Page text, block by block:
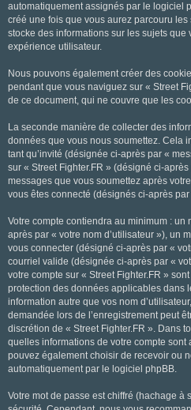
automatiquement assignés par le logiciel
créé une fois que vous aurez parcouru les
stocke des informations sur les sujets
expérience utilisateur.
Nous pouvons également créer des
pendant que vous naviguez sur « Street
de ce document, qui ne couvre que les
La seconde manière de collecter des
données que vous nous soumettez. Cela
tant qu’invité (désignée ci-après par «
sur « Street Fighter.FR » (désigné ci-
messages que vous soumettez après
vous êtes connecté (désignés ci-après
Votre compte contiendra au minimum : un
après par « votre nom d’utilisateur »), un
vous connecter (désigné ci-après par «
courriel valide (désignée ci-après par «
votre compte sur « Street Fighter.FR »
protection des données applicables dans
information autre que vos nom
demandée lors de l’enregistrement peut
discrétion de « Street Fighter.FR ». Dans
quelles informations de votre compte sont
pouvez également choisir de recevoir ou
automatiquement par le logiciel phpBB.
Votre mot de passe est chiffré (hachage à